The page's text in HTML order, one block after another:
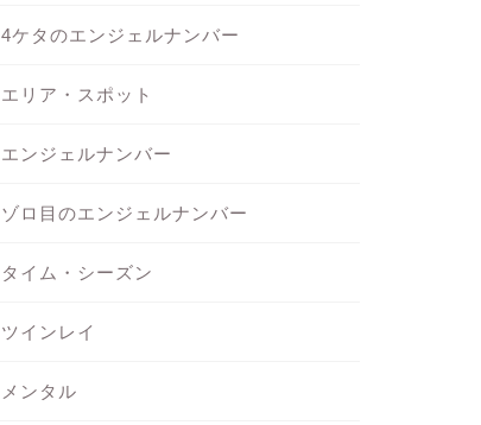
4ケタのエンジェルナンバー
エリア・スポット
エンジェルナンバー
ゾロ目のエンジェルナンバー
タイム・シーズン
ツインレイ
メンタル